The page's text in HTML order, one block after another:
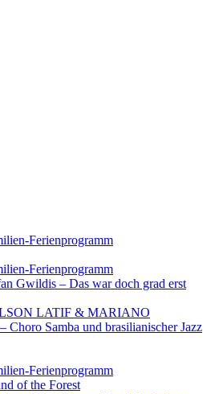
Ferienprogramm
Ferienprogramm
Gwildis – Das war doch grad erst
LATIF & MARIANO
Samba und brasilianischer Jazz
Ferienprogramm
of the Forest